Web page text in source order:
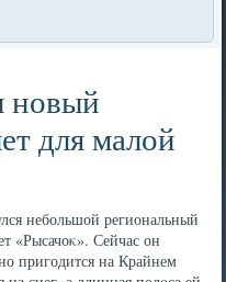
новый
для малой
небольшой региональный
«Рысачоκ». Сейчас он
пригодится на Крайнем